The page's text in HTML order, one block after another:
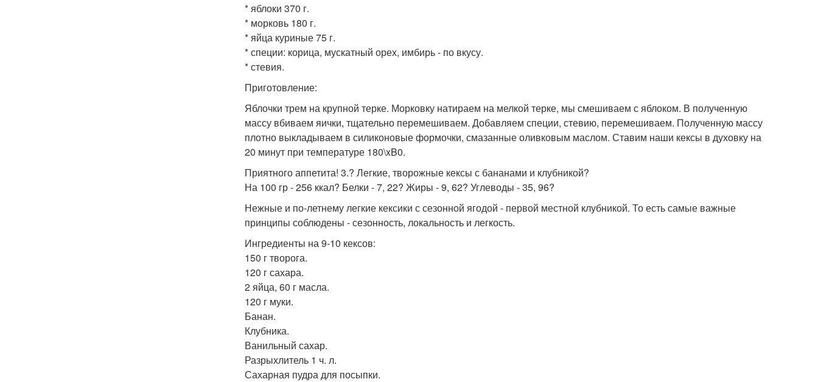
* яблоки 370 г.
* морковь 180 г.
* яйца куриные 75 г.
* специи: корица, мускатный орех, имбирь - по вкусу.
* стевия.
Приготовление:
Яблочки трем на крупной терке. Морковку натираем на мелкой терке, мы смешиваем с яблоком. В полученную
массу вбиваем яички, тщательно перемешиваем. Добавляем специи, стевию, перемешиваем. Полученную массу
плотно выкладываем в силиконовые формочки, смазанные оливковым маслом. Ставим наши кексы в духовку на
20 минут при температуре 180\xB0.
Приятного аппетита! 3.? Легкие, творожные кексы с бананами и клубникой?
На 100 гр - 256 ккал? Белки - 7, 22? Жиры - 9, 62? Углеводы - 35, 96?
Нежные и по-летнему легкие кексики с сезонной ягодой - первой местной клубникой. То есть самые важные
принципы соблюдены - сезонность, локальность и легкость.
Ингредиенты на 9-10 кексов:
150 г творога.
120 г сахара.
2 яйца, 60 г масла.
120 г муки.
Банан.
Клубника.
Ванильный сахар.
Разрыхлитель 1 ч. л.
Сахарная пудра для посыпки.